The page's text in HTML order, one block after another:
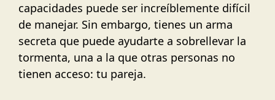
capacidades puede ser increíblemente difícil
de manejar. Sin embargo, tienes un arma
secreta que puede ayudarte a sobrellevar la
tormenta, una a la que otras personas no
tienen acceso: tu pareja.